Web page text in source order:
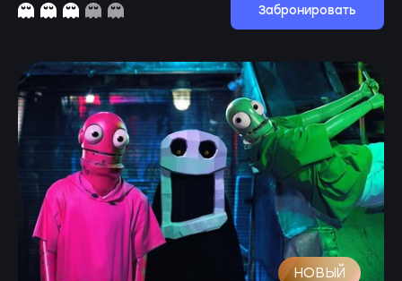
Забронировать
НОВЫЙ